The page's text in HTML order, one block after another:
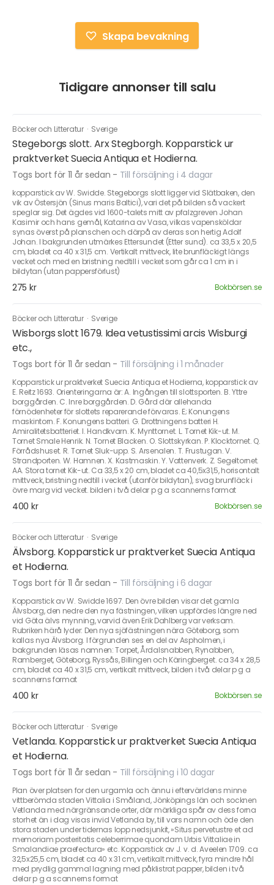
Skapa bevakning
Tidigare annonser till salu
Böcker och Litteratur · Sverige
Stegeborgs slott. Arx Stegborgh. Kopparstick ur
praktverket Suecia Antiqua et Hodierna.
Togs bort för 11 år sedan - Till försäljning i 4 dagar
kopparstick av W. Swidde. Stegeborgs slott ligger vid Slätbaken, den
vik av Östersjön (Sinus maris Baltici), vari det på bilden så vackert
speglar sig. Det ägdes vid 1600-talets mitt av pfalzgreven Johan
Kasimir och hans gemål, Katarina av Vasa, vilkas vapensköldar
synas överst på planschen och därpå av deras son hertig Adolf
Johan. I bakgrunden utmärkes Ettersundet (Etter sund). ca 33,5 x 20,5
cm, bladet ca 40 x 31,5 cm. Vertikalt mittveck, lite brunfläckigt längs
vecket och med en bristning nedtill i vecket som går ca 1 cm in i
bildytan (utan pappersförlust)
275 kr Bokbörsen.se
Böcker och Litteratur · Sverige
Wisborgs slott 1679. Idea vetustissimi arcis Wisburgi
etc.,
Togs bort för 11 år sedan - Till försäljning i 1 månader
Kopparstick ur praktverket Suecia Antiqua et Hodierna, kopparstick av
E. Reitz 1693. Orienteringarna är: A. Ingången till slottsporten. B. Yttre
borggården. C. Inre borggården. D. Gård där allehanda
förnödenheter för slottets reparerande förvaras. E; Konungens
maskintorn. F. Konungens batteri. G. Drottningens batteri H.
Amiralitetsbatteriet. I. Handkvarn. K. Mynttornet. L. Tornet Kik-ut. M.
Tornet Smale Henrik. N. Tornet Blacken. O. Slottskyrkan. P. Klocktornet. Q.
Förrådshuset. R. Tornet Sluk-upp. S. Arsenalen. T. Frustugan. V.
Strandporten. W. Hamnen. X. Kastmaskin. Y. Vattenverk. Z. Segeltornet.
AA. Stora tornet Kik-ut. Ca 33,5 x 20 cm, bladet ca 40,5x31,5, horisontalt
mittveck, bristning nedtill i vecket (utanför bildytan), svag brunfläck i
övre marg vid vecket. bilden i två delar p g a scannerns format
400 kr Bokbörsen.se
Böcker och Litteratur · Sverige
Älvsborg. Kopparstick ur praktverket Suecia Antiqua
et Hodierna.
Togs bort för 11 år sedan - Till försäljning i 6 dagar
Kopparstick av W. Swidde 1697. Den övre bilden visar det gamla
Älvsborg, den nedre den nya fästningen, vilken uppfördes längre ned
vid Göta älvs mynning, varvid även Erik Dahlberg var verksam.
Rubriken härå lyder: Den nya sjöfästningen nära Göteborg, som
kallas nya Älvsborg. I förgrunden ses en del av Aspholmen, i
bakgrunden läsas namnen: Torpet, Årdalsnabben, Rynabben,
Ramberget, Göteborg, Ryssås, Billingen och Käringberget. ca 34 x 28,5
cm, bladet ca 40 x 31,5 cm, vertikalt mittveck, bilden i två delar p g a
scannerns format
400 kr Bokbörsen.se
Böcker och Litteratur · Sverige
Vetlanda. Kopparstick ur praktverket Suecia Antiqua
et Hodierna.
Togs bort för 11 år sedan - Till försäljning i 10 dagar
Plan över platsen for den urgamla och ännu i eftervärldens minne
vittberömda staden Vittalia i Småland, Jönköpings län och socknen
Vetlanda med närgränsande orter, där märkliga spår av dess forna
storhet än i dag visas invid Vetlanda by, till vars namn och öde den
stora staden under tidernas lopp nedsjunkit, »Situs pervetustre et ad
memoriam posteritatis celeberrimae quondam Urbis Vittaliae in
Smalandiae praefectura» etc. Kopparstick av J. v. d. Aveelen 1709. ca
32,5x25,5 cm, bladet ca 40 x 31 cm, vertikalt mittveck, fyra mindre hål
med prydlig gammal lagning med påklistrat papper, bilden i två
delar p g a scannerns format